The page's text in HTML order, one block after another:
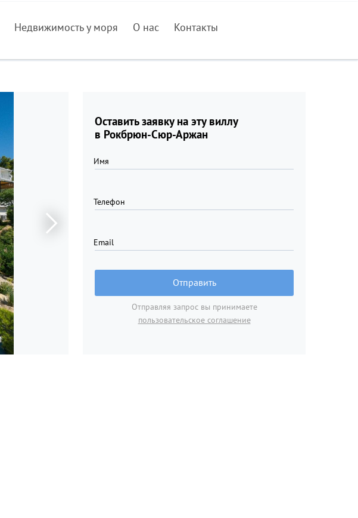
Недвижимость у моря О нас Контакты
Оставить заявку на эту виллу
в Рокбрюн-Сюр-Аржан
Имя
Телефон
Email
Отправить
Отправляя запрос вы принимаете
пользовательское соглашение